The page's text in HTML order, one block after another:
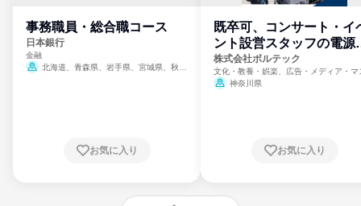
事務職員・総合職コース
日本銀行
金融
北海道、青森県、岩手県、宮城県、秋田
崎県、熊本県、大分県、宮崎県、鹿児島県、
お気に入り
既卒可、コンサート・イ
ント設営スタッフの電源
門
株式会社ボルテック
文化・教養・娯楽、広告・メディア・マ
ミ、電力・ガス・水道・エネルギー
神奈川県
お気に入り